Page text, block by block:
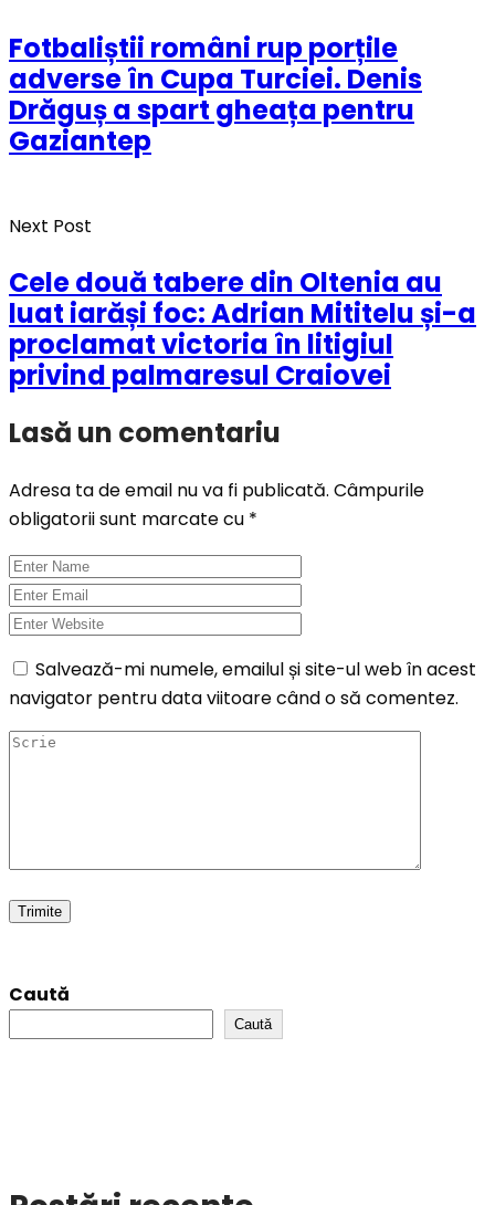
Fotbaliștii români rup porțile
adverse în Cupa Turciei. Denis
Drăguș a spart gheața pentru
Gaziantep
Next Post
Cele două tabere din Oltenia au
luat iarăși foc: Adrian Mititelu și-a
proclamat victoria în litigiul
privind palmaresul Craiovei
Lasă un comentariu
Adresa ta de email nu va fi publicată. Câmpurile
obligatorii sunt marcate cu *
Salvează-mi numele, emailul și site-ul web în acest
navigator pentru data viitoare când o să comentez.
Caută
Caută